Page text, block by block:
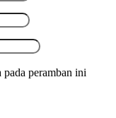
pada peramban ini